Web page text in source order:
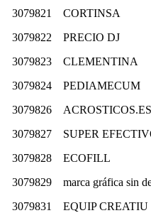
3079821
CORTINSA
3079822
PRECIO DJ
3079823
CLEMENTINA
3079824
PEDIAMECUM
3079826
ACROSTICOS.ES
3079827
SUPER
3079828
ECOFILL
3079829
marca gráfica sin
3079831
EQUIP